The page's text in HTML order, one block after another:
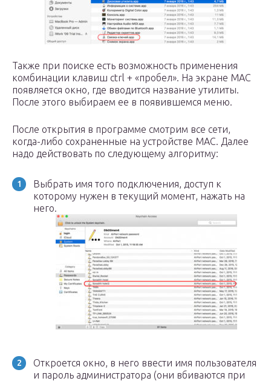
Также при поиске есть возможность применения
комбинации клавиш ctrl + «пробел». На экране MAC
появляется окно, где вводится название утилиты.
После этого выбираем ее в появившемся меню.
После открытия в программе смотрим все сети,
когда-либо сохраненные на устройстве MAC. Далее
надо действовать по следующему алгоритму:
Выбрать имя того подключения, доступ к
которому нужен в текущий момент, нажать на
него.
Откроется окно, в него ввести имя пользователя
и пароль администратора (они вбиваются при